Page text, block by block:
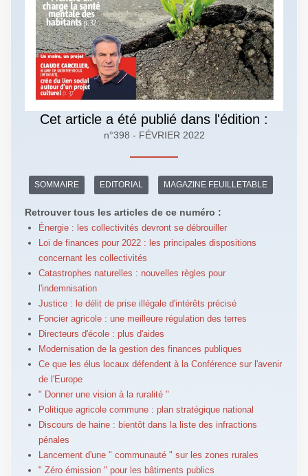
Cet article a été publié dans l'édition :
n°398 - FÉVRIER 2022
SOMMAIRE EDITORIAL MAGAZINE FEUILLETABLE
Retrouver tous les articles de ce numéro :
Énergie : les collectivités devront se débrouiller
Loi de finances pour 2022 : les principales dispositions
concernant les collectivités
Catastrophes naturelles : nouvelles règles pour
l'indemnisation
Justice : le délit de prise illégale d'intérêts précisé
Foncier agricole : une meilleure régulation des terres
Directeurs d'école : plus d'aides
Modernisation de la gestion des finances publiques
Ce que les élus locaux défendent à la Conférence sur l'avenir
de l'Europe
" Donner une vision à la ruralité "
Politique agricole commune : plan stratégique national
Discours de haine : bientôt dans la liste des infractions
pénales
Lancement d'une " communauté " sur les zones rurales
" Zéro émission " pour les bâtiments publics